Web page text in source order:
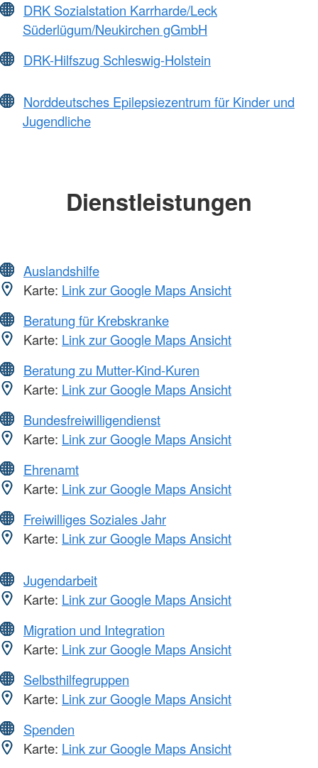
DRK Sozialstation Karrharde/Leck
Süderlügum/Neukirchen gGmbH
DRK-Hilfszug Schleswig-Holstein
Norddeutsches Epilepsiezentrum für Kinder und
Jugendliche
Dienstleistungen
Auslandshilfe
Karte: Link zur Google Maps Ansicht
Beratung für Krebskranke
Karte: Link zur Google Maps Ansicht
Beratung zu Mutter-Kind-Kuren
Karte: Link zur Google Maps Ansicht
Bundesfreiwilligendienst
Karte: Link zur Google Maps Ansicht
Ehrenamt
Karte: Link zur Google Maps Ansicht
Freiwilliges Soziales Jahr
Karte: Link zur Google Maps Ansicht
Jugendarbeit
Karte: Link zur Google Maps Ansicht
Migration und Integration
Karte: Link zur Google Maps Ansicht
Selbsthilfegruppen
Karte: Link zur Google Maps Ansicht
Spenden
Karte: Link zur Google Maps Ansicht